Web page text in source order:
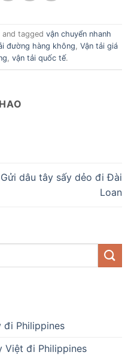
and tagged vận chuyển nhanh
đường hàng không, Vận tải giá
, vận tải quốc tế.
Gửi dâu tây sấy dẻo đi Đài
Loan
đi Philippines
Việt đi Philippines